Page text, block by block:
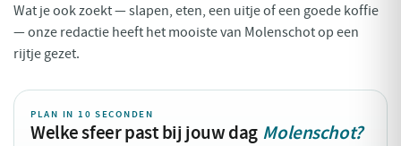
Wat je ook zoekt — slapen, eten, een uitje of een goede koffie
— onze redactie heeft het mooiste van Molenschot op een
rijtje gezet.
PLAN IN 10 SECONDEN
Welke sfeer past bij jouw dag Molenschot?